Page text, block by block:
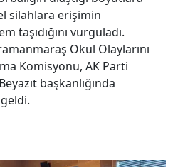
silahlara erişimin
taşıdığını vurguladı.
Okul Olaylarını
Komisyonu, AK Parti
başkanlığında